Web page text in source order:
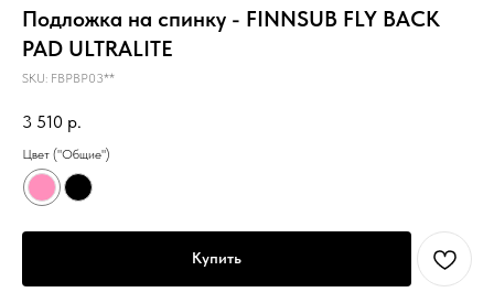
Подложка на спинку - FINNSUB FLY BACK
PAD ULTRALITE
SKU: FBPBP03**
3 510 р.
Цвет ("Общие")
Купить